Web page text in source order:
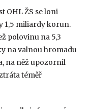
OHL ŽS se loni
1,5 miliardy korun.
polovinu na 5,3
na valnou hromadu
na něž upozornil
téměř